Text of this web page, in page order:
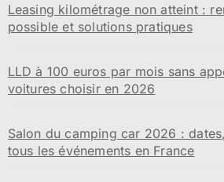
Leasing kilométrage non atteint :
possible et solutions pratiques
LLD à 100 euros par mois sans
voitures choisir en 2026
Salon du camping car 2026 :
tous les événements en France